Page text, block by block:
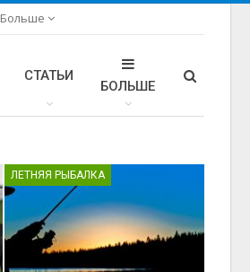
Больше
СТАТЬИ
БОЛЬШЕ
ЛЕТНЯЯ РЫБАЛКА